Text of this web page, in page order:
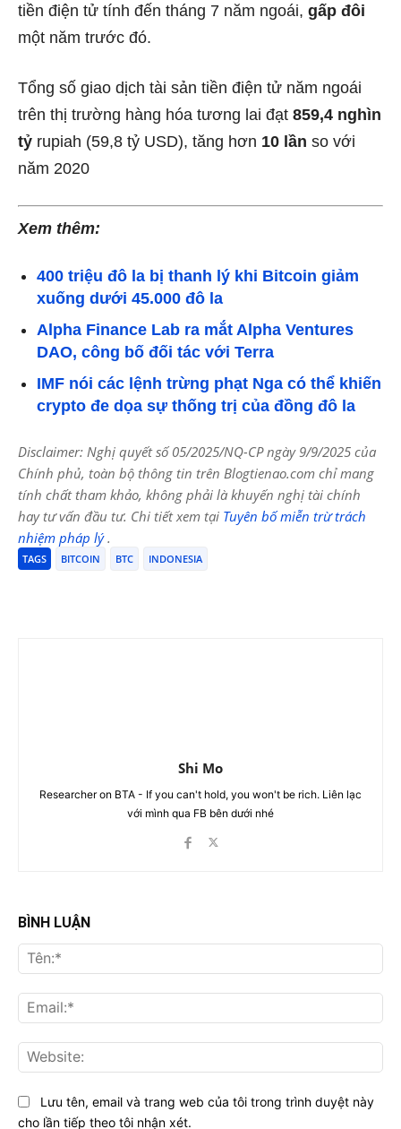
tiền điện tử tính đến tháng 7 năm ngoái, gấp đôi
một năm trước đó.
Tổng số giao dịch tài sản tiền điện tử năm ngoái
trên thị trường hàng hóa tương lai đạt 859,4 nghìn
tỷ rupiah (59,8 tỷ USD), tăng hơn 10 lần so với
năm 2020
Xem thêm:
400 triệu đô la bị thanh lý khi Bitcoin giảm
xuống dưới 45.000 đô la
Alpha Finance Lab ra mắt Alpha Ventures
DAO, công bố đối tác với Terra
IMF nói các lệnh trừng phạt Nga có thể khiến
crypto đe dọa sự thống trị của đồng đô la
Disclaimer: Nghị quyết số 05/2025/NQ-CP ngày 9/9/2025 của
Chính phủ, toàn bộ thông tin trên Blogtienao.com chỉ mang
tính chất tham khảo, không phải là khuyến nghị tài chính
hay tư vấn đầu tư. Chi tiết xem tại Tuyên bố miễn trừ trách
nhiệm pháp lý.
TAGS BITCOIN BTC INDONESIA
Shi Mo
Researcher on BTA - If you can't hold, you won't be rich. Liên lạc
với mình qua FB bên dưới nhé
BÌNH LUẬN
Lưu tên, email và trang web của tôi trong trình duyệt này
cho lần tiếp theo tôi nhận xét.